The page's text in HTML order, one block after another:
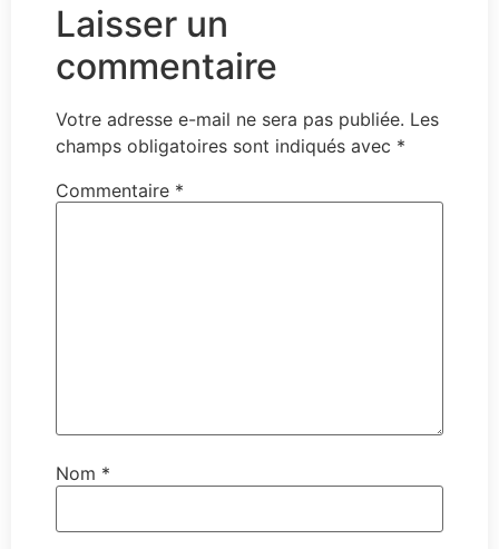
Laisser un
commentaire
Votre adresse e-mail ne sera pas publiée. Les
champs obligatoires sont indiqués avec *
Commentaire *
Nom *